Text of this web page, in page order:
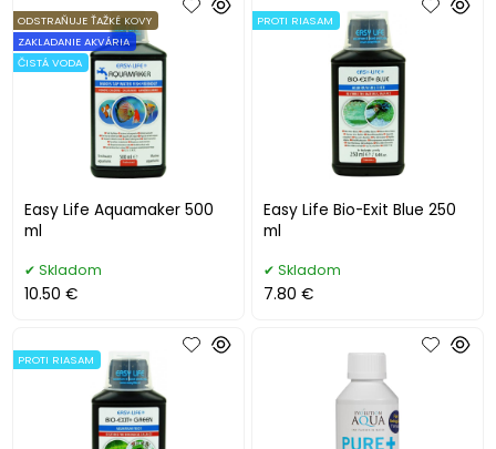
Easy Life Aquamaker 500
ml
ODSTRAŇUJE ŤAŽKÉ KOVY
ZAKLADANIE AKVÁRIA
ČISTÁ VODA
Skladom
10.50 €
Easy Life Bio-Exit Blue 250
ml
PROTI RIASAM
Skladom
7.80 €
PROTI RIASAM